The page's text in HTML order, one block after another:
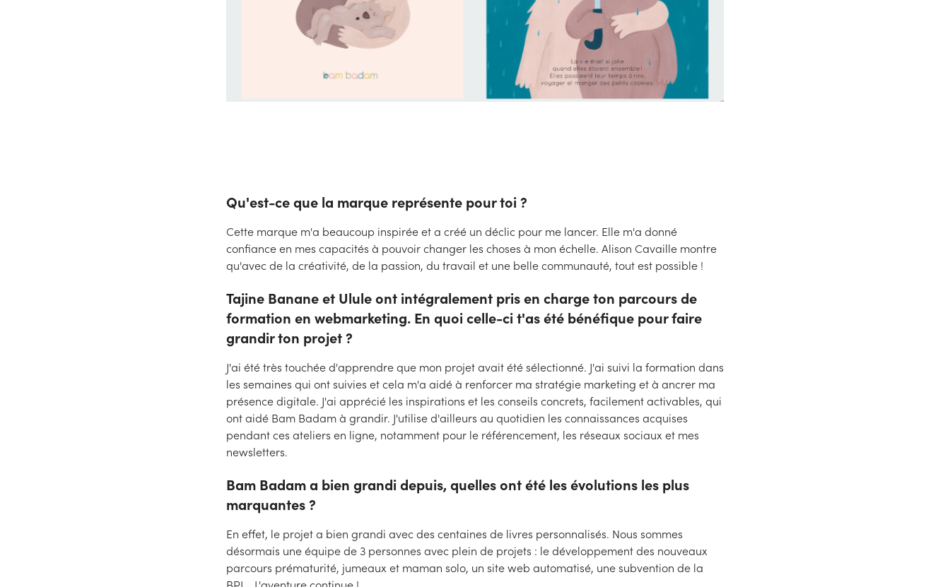
Qu'est-ce que la marque représente pour toi ?
Cette marque m'a beaucoup inspirée et a créé un déclic pour me lancer. Elle m'a donné
confiance en mes capacités à pouvoir changer les choses à mon échelle. Alison Cavaille montre
qu'avec de la créativité, de la passion, du travail et une belle communauté, tout est possible !
Tajine Banane et Ulule ont intégralement pris en charge ton parcours de
formation en webmarketing. En quoi celle-ci t'as été bénéfique pour faire
grandir ton projet ?
J'ai été très touchée d'apprendre que mon projet avait été sélectionné. J'ai suivi la formation dans
les semaines qui ont suivies et cela m'a aidé à renforcer ma stratégie marketing et à ancrer ma
présence digitale. J'ai apprécié les inspirations et les conseils concrets, facilement activables, qui
ont aidé Bam Badam à grandir. J'utilise d'ailleurs au quotidien les connaissances acquises
pendant ces ateliers en ligne, notamment pour le référencement, les réseaux sociaux et mes
newsletters.
Bam Badam a bien grandi depuis, quelles ont été les évolutions les plus
marquantes ?
En effet, le projet a bien grandi avec des centaines de livres personnalisés. Nous sommes
désormais une équipe de 3 personnes avec plein de projets : le développement des nouveaux
parcours prématurité, jumeaux et maman solo, un site web automatisé, une subvention de la